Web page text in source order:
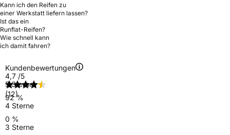
Kann ich den Reifen zu
einer Werkstatt liefern lassen?
Ist das ein
Runflat-Reifen?
Wie schnell kann
ich damit fahren?
Kundenbewertungen
4,7 /5
(12)
5 Sterne
92 %
4 Sterne
0 %
3 Sterne